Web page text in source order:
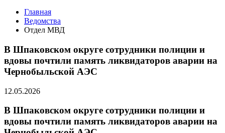
Главная
Ведомства
Отдел МВД
В Шпаковском округе сотрудники полиции и
вдовы почтили память ликвидаторов аварии на
Чернобыльской АЭС
12.05.2026
В Шпаковском округе сотрудники полиции и
вдовы почтили память ликвидаторов аварии на